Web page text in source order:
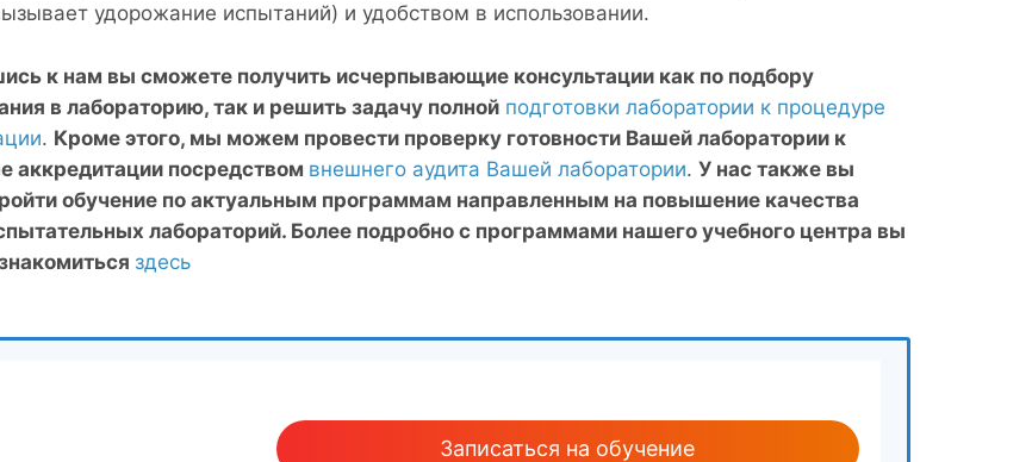
удорожание испытаний) и удобством в использовании.
к нам вы сможете получить исчерпывающие консультации как по подбору
в лабораторию, так и решить задачу полной подготовки лаборатории к процедуре
. Кроме этого, мы можем провести проверку готовности Вашей лаборатории к
аккредитации посредством внешнего аудита Вашей лаборатории. У нас также вы
обучение по актуальным программам направленным на повышение качества
лабораторий. Более подробно с программами нашего учебного центра вы
здесь
Записаться на обучение